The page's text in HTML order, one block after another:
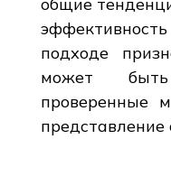
подходе
может
проверенные
представление